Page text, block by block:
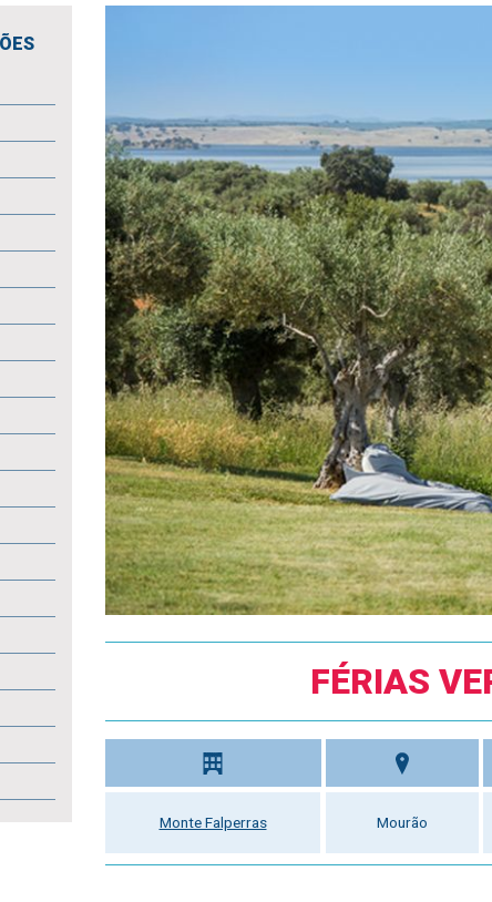
FÉRIAS
Monte Falperras Mourão